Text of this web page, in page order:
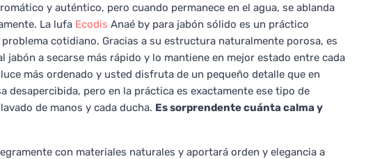
y auténtico, pero cuando permanece en el agua, se ablanda
La lufa Ecodis Anaé by para jabón sólido es un práctico
cotidiano. Gracias a su estructura naturalmente porosa, es
jabón a secarse más rápido y lo mantiene en mejor estado entre cada
más ordenado y usted disfruta de un pequeño detalle que en
desapercibida, pero en la práctica es exactamente ese tipo de
de manos y cada ducha. Es sorprendente cuánta calma y
con materiales naturales y aportará orden y elegancia a